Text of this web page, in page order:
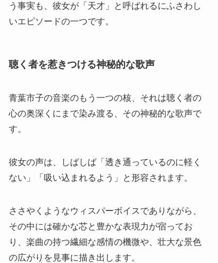
う事実も、彼女が「天才」と呼ばれるにふさわし
いエピソードの一つです。
聴く者を惹きつける神秘的な歌声
青葉市子の音楽のもう一つの核、それは聴く者の
心の奥深くにまで染み渡る、その神秘的な歌声で
す。
彼女の声は、しばしば「透き通っているのに軽く
ない」「吸い込まれるよう」と形容されます。
ささやくようなウィスパーボイスでありながら、
その中には確かな芯と豊かな表現力が宿ってお
り、楽曲の持つ繊細な感情の機微や、壮大な景色
の広がりを見事に描き出します。